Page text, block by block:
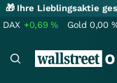
🎁 Ihre Lieblingsaktie
DAX +0,69% Gold 0,00